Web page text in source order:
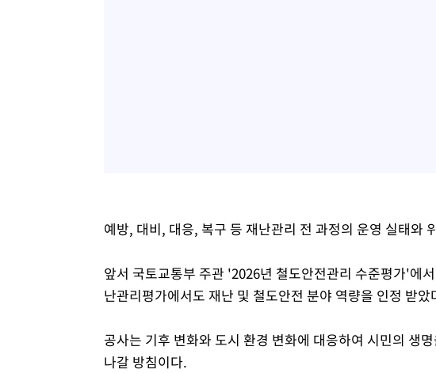
예방, 대비, 대응, 복구 등 재난관리 전 과정의 운영 실태와
앞서 국토교통부 주관 '2026년 철도안전관리 수준평가'에
난관리평가에서도 재난 및 철도안전 분야 역량을 인정 받았
공사는 기후 변화와 도시 환경 변화에 대응하여 시민의 생
나갈 방침이다.